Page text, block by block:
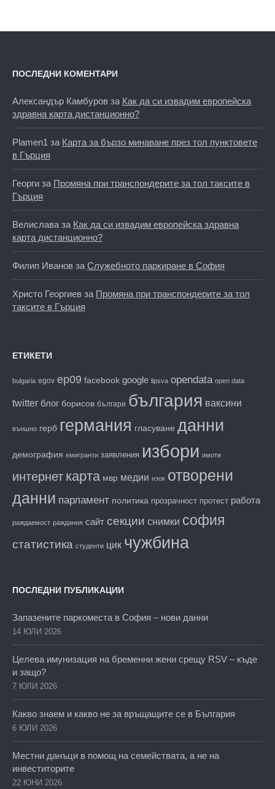
ПОСЛЕДНИ КОМЕНТАРИ
Александър Камбуров за Как да си извадим европейска
здравна карта дистанционно?
Plamen1 за Карта за бързо минаване през тол пунктовете
в Гърция
Георги за Промяна при транспондерите за тол таксите в
Гърция
Велислава за Как да си извадим европейска здравна
карта дистанционно?
Филип Иванов за Служебното паркиране в София
Христо Георгиев за Промяна при транспондерите за тол
таксите в Гърция
ЕТИКЕТИ
bulgaria egov ep09 facebook google lipsva opendata open data
twitter блог борисов българи българия ваксини
външно герб германия гласуване данни
демография емигранти заявления избори имоти
интернет карта мвр медии нзок отворени
данни парламент политика прозрачност протест работа
раждаемост раждания сайт секции снимки софия
статистика студенти цик чужбина
ПОСЛЕДНИ ПУБЛИКАЦИИ
Запазените паркоместа в София – нови данни
14 ЮЛИ 2026
Целева имунизация на бременни жени срещу RSV – къде
и защо?
7 ЮЛИ 2026
Какво знаем и какво не за връщащите се в България
6 ЮЛИ 2026
Местни данъци в помощ на семействата, а не на
инвеститорите
22 ЮНИ 2026